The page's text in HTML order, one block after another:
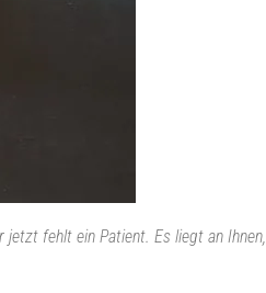
fehlt ein Patient. Es liegt an Ihnen,